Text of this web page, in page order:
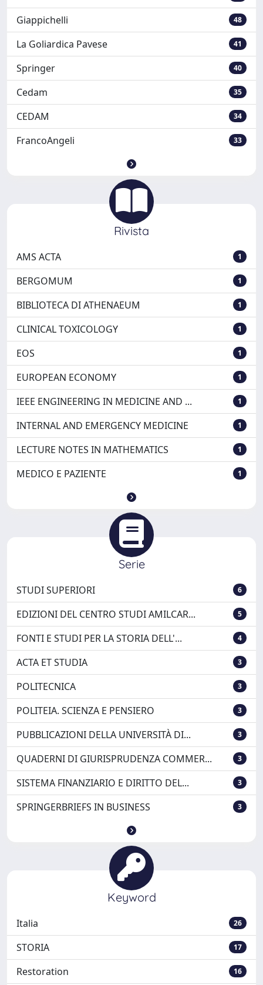
Giappichelli 48
La Goliardica Pavese 41
Springer 40
Cedam 35
CEDAM 34
FrancoAngeli 33
Rivista
AMS ACTA 1
BERGOMUM 1
BIBLIOTECA DI ATHENAEUM 1
CLINICAL TOXICOLOGY 1
EOS 1
EUROPEAN ECONOMY 1
IEEE ENGINEERING IN MEDICINE AND ... 1
INTERNAL AND EMERGENCY MEDICINE 1
LECTURE NOTES IN MATHEMATICS 1
MEDICO E PAZIENTE 1
Serie
STUDI SUPERIORI 6
EDIZIONI DEL CENTRO STUDI AMILCAR... 5
FONTI E STUDI PER LA STORIA DELL'... 4
ACTA ET STUDIA 3
POLITECNICA 3
POLITEIA. SCIENZA E PENSIERO 3
PUBBLICAZIONI DELLA UNIVERSITÀ DI... 3
QUADERNI DI GIURISPRUDENZA COMMER... 3
SISTEMA FINANZIARIO E DIRITTO DEL... 3
SPRINGERBRIEFS IN BUSINESS 3
Keyword
Italia 26
STORIA 17
Restoration 16